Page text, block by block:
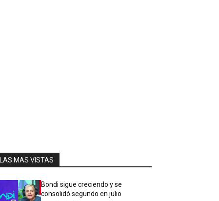
LAS MAS VISTAS
Bondi sigue creciendo y se
consolidó segundo en julio